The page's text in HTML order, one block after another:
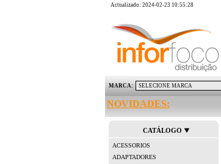
Actualizado: 2024-02-23 10:55:28
MARCA:
NOVIDADES:
CATÁLOGO
ACESSORIOS
ADAPTADORES